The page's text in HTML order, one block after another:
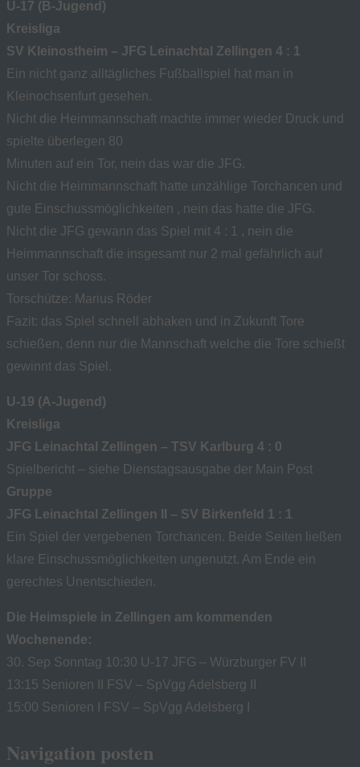
U-17 (B-Jugend)
Kreisliga
SV Kleinostheim – JFG Leinachtal Zellingen 4 : 1
Ein nicht ganz alltägliches Fußballspiel hat man in
Kleinochsenfurt gesehen.
Nicht die Heimmannschaft machte immer wieder Druck und
spielte überlegen 80
Minuten auf ein Tor, nein das war die JFG.
Nicht die Heimmannschaft hatte unzählige Torchancen und
gute Einschussmöglichkeiten , nein das hatte die JFG.
Nicht die JFG gewann das Spiel mit 4 : 1 , nein die
Heimmannschaft die insgesamt nur 2 mal gefährlich auf
unser Tor schoss.
Torschütze: Marius Röder
Fazit: das Spiel schnell abhaken und in Zukunft Tore
schießen, denn nur die Mannschaft welche die Tore schießt
gewinnt das Spiel.
U-19 (A-Jugend)
Kreisliga
JFG Leinachtal Zellingen – TSV Karlburg 4 : 0
Spielbericht – siehe Dienstagsausgabe der Main Post
Gruppe
JFG Leinachtal Zellingen II – SV Birkenfeld 1 : 1
Ein Spiel der vergebenen Torchancen. Beide Seiten ließen
klare Einschussmöglichkeiten ungenutzt. Am Ende ein
gerechtes Unentschieden.
Die Heimspiele in Zellingen am kommenden
Wochenende:
30. Sep Sonntag 10:30 U-17 JFG – Würzburger FV II
13:15 Senioren II FSV – SpVgg Adelsberg II
15:00 Senioren I FSV – SpVgg Adelsberg I
Navigation posten